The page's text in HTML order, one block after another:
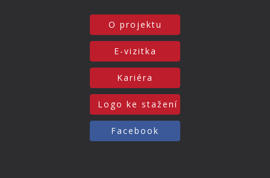
O projektu
E-vizitka
Kariéra
Logo ke stažení
Facebook